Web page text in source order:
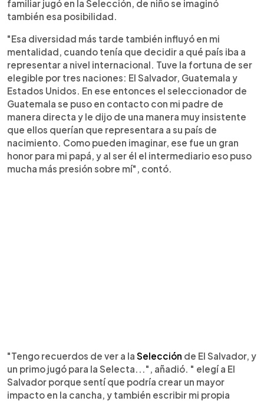
familiar jugó en la Selección, de niño se imaginó
también esa posibilidad.
"Esa diversidad más tarde también influyó en mi
mentalidad, cuando tenía que decidir a qué país iba a
representar a nivel internacional. Tuve la fortuna de ser
elegible por tres naciones: El Salvador, Guatemala y
Estados Unidos. En ese entonces el seleccionador de
Guatemala se puso en contacto con mi padre de
manera directa y le dijo de una manera muy insistente
que ellos querían que representara a su país de
nacimiento. Como pueden imaginar, ese fue un gran
honor para mi papá, y al ser él el intermediario eso puso
mucha más presión sobre mí", contó.
"Tengo recuerdos de ver a la Selección de El Salvador, y
un primo jugó para la Selecta...", añadió. " elegí a El
Salvador porque sentí que podría crear un mayor
impacto en la cancha, y también escribir mi propia